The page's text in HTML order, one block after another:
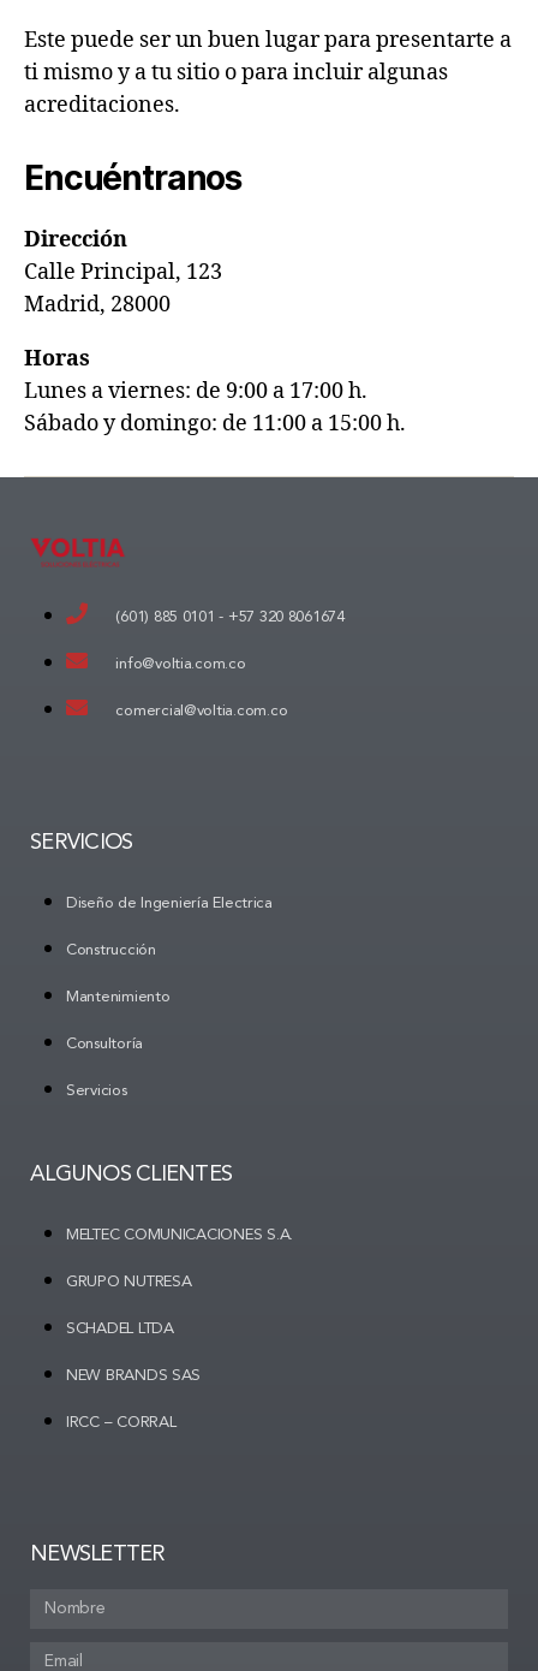
Este puede ser un buen lugar para presentarte a
ti mismo y a tu sitio o para incluir algunas
acreditaciones.
Encuéntranos
Dirección
Calle Principal, 123
Madrid, 28000
Horas
Lunes a viernes: de 9:00 a 17:00 h.
Sábado y domingo: de 11:00 a 15:00 h.
(601) 885 0101 - +57 320 8061674
info@voltia.com.co
comercial@voltia.com.co
SERVICIOS
Diseño de Ingeniería Electrica
Construcción
Mantenimiento
Consultoría
Servicios
ALGUNOS CLIENTES
MELTEC COMUNICACIONES S.A.
GRUPO NUTRESA
SCHADEL LTDA
NEW BRANDS SAS
IRCC – CORRAL
NEWSLETTER